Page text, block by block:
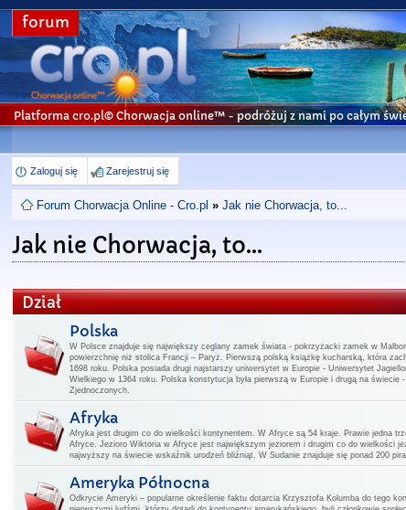
forum
Platforma cro.pl© Chorwacja online™ - podróżuj z nami po całym
Zaloguj się Zarejestruj się
Forum Chorwacja Online - Cro.pl » Jak nie Chorwacja, to...
Jak nie Chorwacja, to...
Dział
Polska
W Polsce znajduje się największy ceglany zamek świata - pokrzyżacki zamek w
powierzchnię niż stolica Francji – Paryż. Pierwszą polską książkę kucharską, która
1698 roku. Polska posiada drugi najstarszy uniwersytet w Europie - Uniwersytet
Wielkiego w 1364 roku. Polska konstytucja była pierwszą w Europie i drugą na świecie
Zjednoczonych.
Afryka
Afryka jest drugim co do wielkości kontynentem. W Afryce są 54 kraje. Prawie jedna
Afryce. Jezioro Wiktoria w Afryce jest największym jeziorem i drugim co do wielkości
najwyższy na świecie wskaźnik urodzeń bliźniąt. W Sudanie znajduje się ponad 200
Ameryka Północna
Odkrycie Ameryki – popularne określenie faktu dotarcia Krzysztofa Kolumba do tego